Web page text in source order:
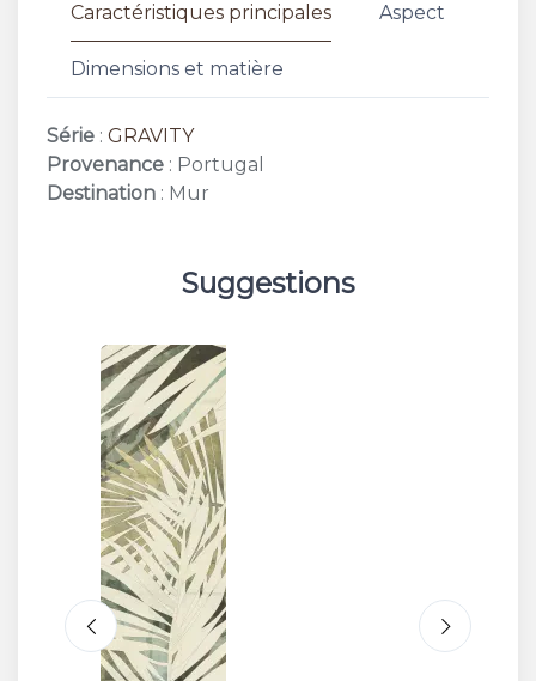
Caractéristiques principales Aspect
Dimensions et matière
Série : GRAVITY
Provenance : Portugal
Destination : Mur
Suggestions